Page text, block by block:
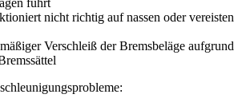
führt
nicht richtig auf nassen oder vereisten
Verschleiß der Bremsbeläge aufgrund